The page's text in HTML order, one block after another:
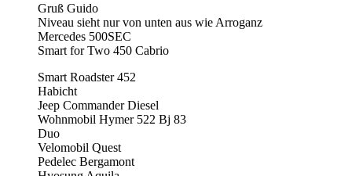
Gruß Guido
Niveau sieht nur von unten aus wie Arroganz
Mercedes 500SEC
Smart for Two 450 Cabrio
Smart Roadster 452
Habicht
Jeep Commander Diesel
Wohnmobil Hymer 522 Bj 83
Duo
Velomobil Quest
Pedelec Bergamont